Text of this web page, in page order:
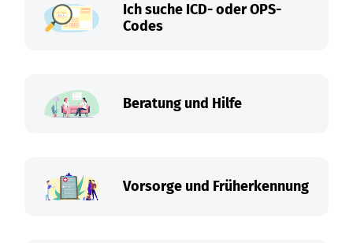
Ich suche ICD- oder OPS-
Codes
Beratung und Hilfe
Vorsorge und Früherkennung